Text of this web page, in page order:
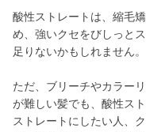
酸性ストレートは、縮毛
め、強いクセをびしっと
足りないかもしれません。
ただ、ブリーチやカラー
が難しい髪でも、酸性ス
ストレートにしたい人、